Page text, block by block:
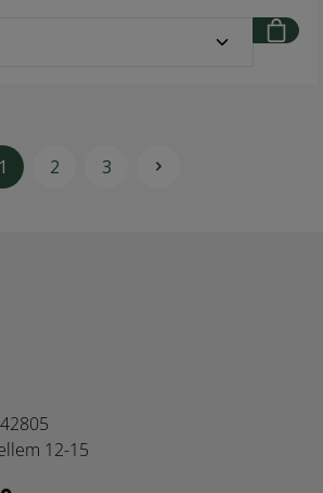
Design: The Organic Company
1 2 3
12-15